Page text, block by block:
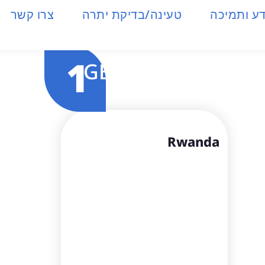
ותמיכה טעינה/בדיקת יתרה צרו קשר
Rwanda
GB
1